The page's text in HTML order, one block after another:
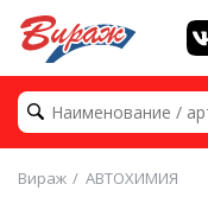
Вираж АВТОХИМИЯ